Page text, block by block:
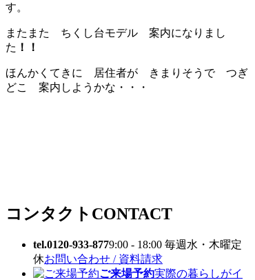
す。
またまた ちくし台モデル 案内になりまし
た ！！
ほんかくてきに 居住者が きまりそうで つぎ
どこ 案内しようかな・・・
コンタクト CONTACT
tel.0120-933-8779:00 - 18:00 毎週水・木曜定
休お問い合わせ / 資料請求
ご来場予約実際の暮らしがイ